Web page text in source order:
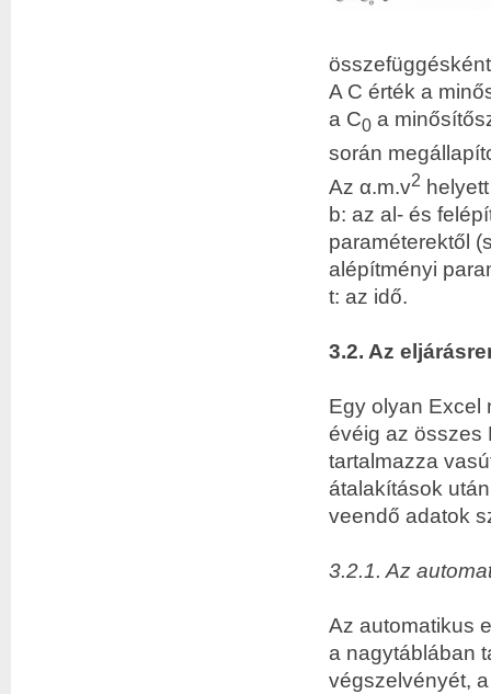
A C érték a
a C0 a
során
Az α.m.v2
b: az al- és
paraméterektől
alépítményi
t: az idő.
3.2. Az
Egy olyan Excel
évéig az összes
tartalmazza
átalakítások
veendő adatok
3.2.1. Az
Az automatikus
a nagy­táblában
végszelvényét,